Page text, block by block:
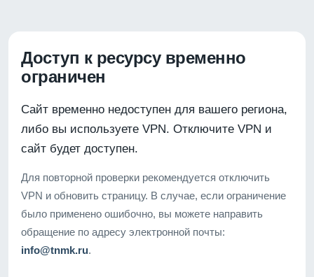
Доступ к ресурсу временно
ограничен
Сайт временно недоступен для вашего региона,
либо вы используете VPN. Отключите VPN и
сайт будет доступен.
Для повторной проверки рекомендуется отключить
VPN и обновить страницу. В случае, если ограничение
было применено ошибочно, вы можете направить
обращение по адресу электронной почты:
info@tnmk.ru.